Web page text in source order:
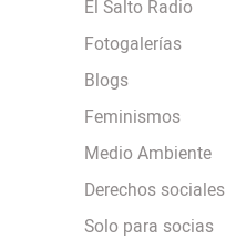
El Salto Radio
Fotogalerías
Blogs
Feminismos
Medio Ambiente
Derechos sociales
Solo para socias